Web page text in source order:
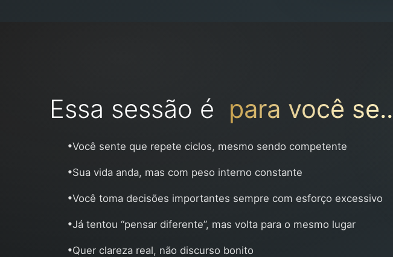
Essa sessão é para você
•Você sente que repete ciclos, mesmo sendo competente
•Sua vida anda, mas com peso interno constante
•Você toma decisões importantes sempre com esforço excessivo
•Já tentou “pensar diferente”, mas volta para o mesmo lugar
•Quer clareza real, não discurso bonito